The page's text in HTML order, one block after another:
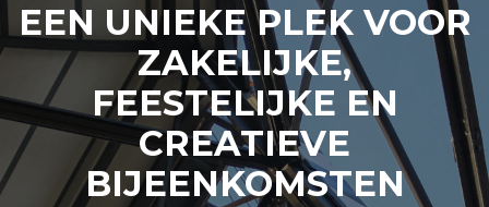
EEN UNIEKE PLEK VOOR
ZAKELIJKE,
FEESTELIJKE EN
CREATIEVE
BIJEENKOMSTEN